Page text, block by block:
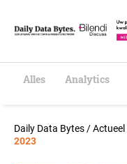
t
Alles Analytics
Daily Data Bytes /Actueel
2023